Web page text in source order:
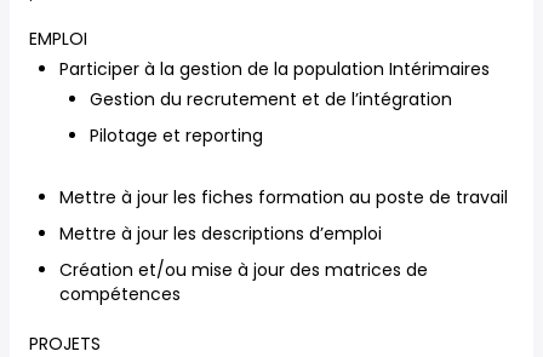
EMPLOI
Participer à la gestion de la population Intérimaires
Gestion du recrutement et de l’intégration
Pilotage et reporting
Mettre à jour les fiches formation au poste de travail
Mettre à jour les descriptions d’emploi
Création et/ou mise à jour des matrices de
compétences
PROJETS